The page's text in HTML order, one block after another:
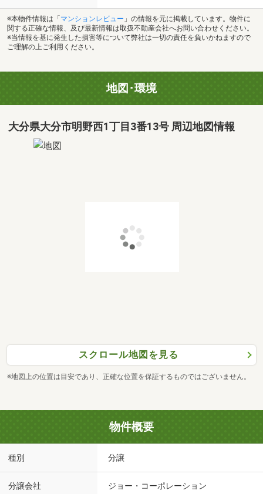
※本物件情報は「 マンションレビュー 」の情報を元に掲載しています。物件に
関する正確な情報、及び最新情報は取扱不動産会社へお問い合わせください。
※当情報を基に発生した損害等について弊社は一切の責任を負いかねますので
ご理解の上ご利用ください。
地図･環境
大分県大分市明野西1丁目3番13号 周辺地図情報
スクロール地図を見る
※地図上の位置は目安であり、正確な位置を保証するものではございません。
物件概要
種別 分譲
分譲会社 ジョー・コーポレーション